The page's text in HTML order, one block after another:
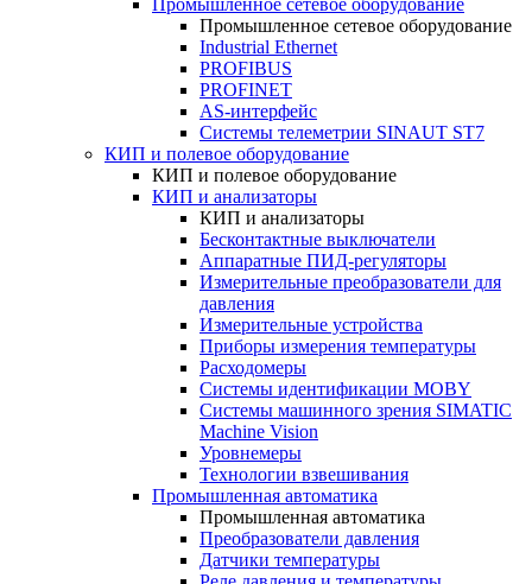
Промышленное сетевое оборудование
Промышленное сетевое оборудование
Industrial Ethernet
PROFIBUS
PROFINET
AS-интерфейс
Системы телеметрии SINAUT ST7
КИП и полевое оборудование
КИП и полевое оборудование
КИП и анализаторы
КИП и анализаторы
Бесконтактные выключатели
Аппаратные ПИД-регуляторы
Измерительные преобразователи для
давления
Измерительные устройства
Приборы измерения температуры
Расходомеры
Системы идентификации MOBY
Системы машинного зрения SIMATIC
Machine Vision
Уровнемеры
Технологии взвешивания
Промышленная автоматика
Промышленная автоматика
Преобразователи давления
Датчики температуры